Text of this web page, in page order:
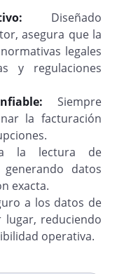
Diseñado
asegura que la
legales
y regulaciones
Siempre
la facturación
la lectura de
datos
exacta.
a los datos de
lugar, reduciendo
operativa.